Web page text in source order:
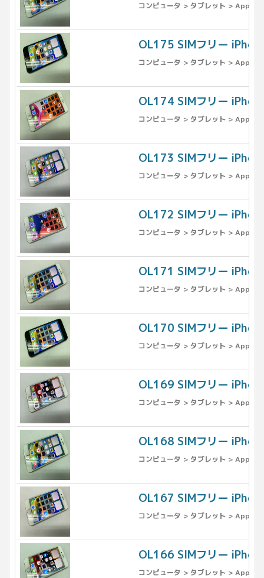
コンピュータ > タブレット > Apple
OL175 SIMフリー
コンピュータ > タブレット > Apple
OL174 SIMフリー
コンピュータ > タブレット > Apple
OL173 SIMフリー
コンピュータ > タブレット > Apple
OL172 SIMフリー
コンピュータ > タブレット > Apple
OL171 SIMフリー
コンピュータ > タブレット > Apple
OL170 SIMフリー
コンピュータ > タブレット > Apple
OL169 SIMフリー
コンピュータ > タブレット > Apple
OL168 SIMフリー
コンピュータ > タブレット > Apple
OL167 SIMフリー
コンピュータ > タブレット > Apple
OL166 SIMフリー
コンピュータ > タブレット > Apple